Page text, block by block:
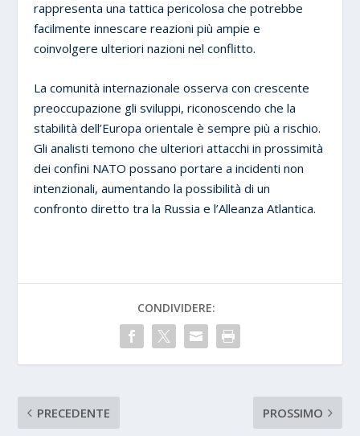
rappresenta una tattica pericolosa che potrebbe
facilmente innescare reazioni più ampie e
coinvolgere ulteriori nazioni nel conflitto.
La comunità internazionale osserva con crescente
preoccupazione gli sviluppi, riconoscendo che la
stabilità dell’Europa orientale è sempre più a rischio.
Gli analisti temono che ulteriori attacchi in prossimità
dei confini NATO possano portare a incidenti non
intenzionali, aumentando la possibilità di un
confronto diretto tra la Russia e l’Alleanza Atlantica.
CONDIVIDERE:
PRECEDENTE PROSSIMO